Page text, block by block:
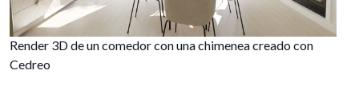
Render 3D de un comedor con una chimenea creado con
Cedreo